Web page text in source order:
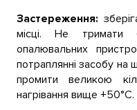
Застереження:
місці. Не тримати
опалювальних
потраплянні засобу на
промити великою
нагрівання вище +50°С.